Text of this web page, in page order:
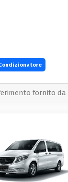
fornito da